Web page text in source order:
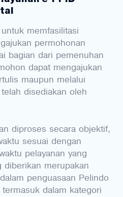
memfasilitasi
permohonan
bagian dari pemenuhan
dapat mengajukan
maupun melalui
disediakan oleh
diproses secara objektif,
sesuai dengan
pelayanan yang
diberikan merupakan
penguasaan Pelindo
dalam kategori